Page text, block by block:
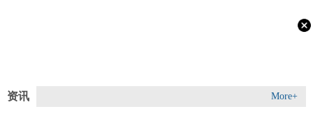
资讯 More+